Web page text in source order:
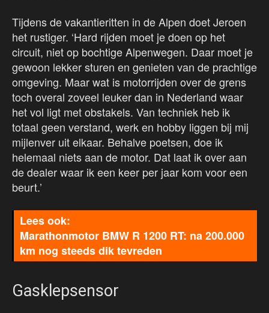
Tijdens de vakantieritten in de Alpen doet Jeroen
het rustiger. ‘Hard rijden moet je doen op het
circuit, niet op bochtige Alpenwegen. Daar moet je
gewoon lekker sturen en genieten van de prachtige
omgeving. Maar wat is motorrijden over de grens
toch overal zoveel leuker dan in Nederland waar
het vol ligt met obstakels. Van techniek heb ik
totaal geen verstand, werk en hobby liggen bij mij
mijlenver uit elkaar. Behalve poetsen, doe ik
helemaal niets aan de motor. Dat laat ik over aan
de dealer waar ik een keer per jaar kom voor een
beurt.’
Marathonmotor BMW R 1200 RT: na 200.000
km nog steeds dik tevreden
Gasklepsensor